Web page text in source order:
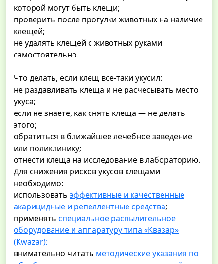
которой могут быть клещи;
проверить после прогулки животных на наличие
клещей;
не удалять клещей с животных руками
самостоятельно.
Что делать, если клещ все-таки укусил:
не раздавливать клеща и не расчесывать место
укуса;
если не знаете, как снять клеща — не делать
этого;
обратиться в ближайшее лечебное заведение
или поликлинику;
отнести клеща на исследование в лабораторию.
Для снижения рисков укусов клещами
необходимо:
использовать эффективные и качественные
акарицидные и репеллентные средства;
применять специальное распылительное
оборудование и аппаратуру типа «Квазар»
(Kwazar);
внимательно читать методические указания по